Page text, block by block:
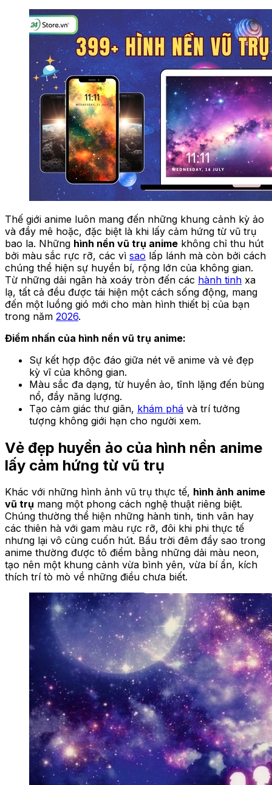
Thế giới anime luôn mang đến những khung cảnh kỳ ảo
và đầy mê hoặc, đặc biệt là khi lấy cảm hứng từ vũ trụ
bao la. Những hình nền vũ trụ anime không chỉ thu hút
bởi màu sắc rực rỡ, các vì sao lấp lánh mà còn bởi cách
chúng thể hiện sự huyền bí, rộng lớn của không gian.
Từ những dải ngân hà xoáy tròn đến các hành tinh xa
lạ, tất cả đều được tái hiện một cách sống động, mang
đến một luồng gió mới cho màn hình thiết bị của bạn
trong năm 2026.
Điểm nhấn của hình nền vũ trụ anime:
Sự kết hợp độc đáo giữa nét vẽ anime và vẻ đẹp
kỳ vĩ của không gian.
Màu sắc đa dạng, từ huyền ảo, tĩnh lặng đến bùng
nổ, đầy năng lượng.
Tạo cảm giác thư giãn, khám phá và trí tưởng
tượng không giới hạn cho người xem.
Vẻ đẹp huyền ảo của hình nền anime
lấy cảm hứng từ vũ trụ
Khác với những hình ảnh vũ trụ thực tế, hình ảnh anime
vũ trụ mang một phong cách nghệ thuật riêng biệt.
Chúng thường thể hiện những hành tinh, tinh vân hay
các thiên hà với gam màu rực rỡ, đôi khi phi thực tế
nhưng lại vô cùng cuốn hút. Bầu trời đêm đầy sao trong
anime thường được tô điểm bằng những dải màu neon,
tạo nên một khung cảnh vừa bình yên, vừa bí ẩn, kích
thích trí tò mò về những điều chưa biết.